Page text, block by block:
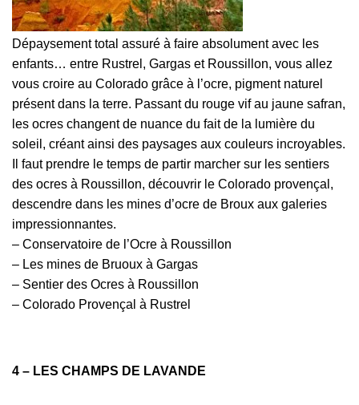
Dépaysement total assuré à faire absolument avec les
enfants… entre Rustrel, Gargas et Roussillon, vous allez
vous croire au Colorado grâce à l’ocre, pigment naturel
présent dans la terre. Passant du rouge vif au jaune safran,
les ocres changent de nuance du fait de la lumière du
soleil, créant ainsi des paysages aux couleurs incroyables.
Il faut prendre le temps de partir marcher sur les sentiers
des ocres à Roussillon, découvrir le Colorado provençal,
descendre dans les mines d’ocre de Broux aux galeries
impressionnantes.
– Conservatoire de l’Ocre à Roussillon
– Les mines de Bruoux à Gargas
– Sentier des Ocres à Roussillon
– Colorado Provençal à Rustrel
4 – LES CHAMPS DE LAVANDE